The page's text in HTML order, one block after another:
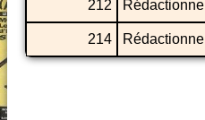
212 Rédactionnel
214 Rédactionnel